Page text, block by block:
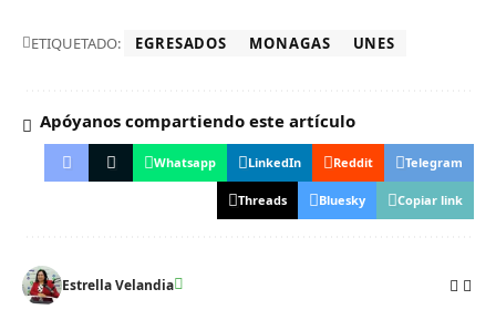
ETIQUETADO: EGRESADOS MONAGAS UNES
Apóyanos compartiendo este artículo
Whatsapp LinkedIn Reddit Telegram
Threads Bluesky Copiar link
Estrella Velandia